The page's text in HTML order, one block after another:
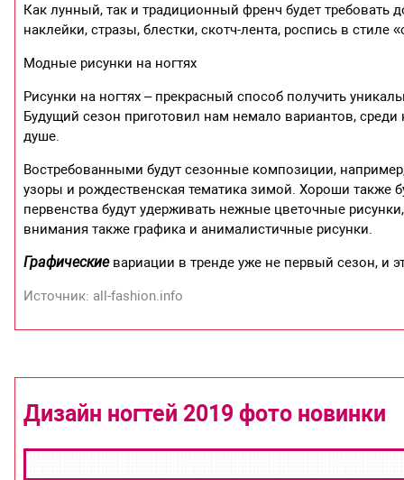
Как лунный, так и традиционный френч будет требовать
наклейки, стразы, блестки, скотч-лента, роспись в стиле
Модные рисунки на ногтях
Рисунки на ногтях – прекрасный способ получить
Будущий сезон приготовил нам немало вариантов,
душе.
Востребованными будут сезонные композиции,
узоры и рождественская тематика зимой. Хороши также
первенства будут удерживать нежные цветочные
внимания также графика и анималистичные рисунки.
Графическиевариации в тренде уже не первый сезон, и
Источник: all-fashion.info
Дизайн ногтей 2019 фото новинки